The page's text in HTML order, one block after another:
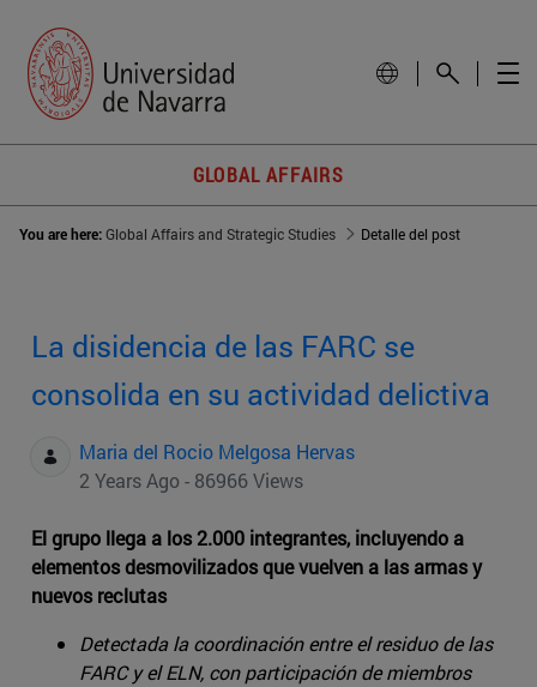
GLOBAL AFFAIRS
You are here:Global Affairs and Strategic Studies Detalle del post
La disidencia de las FARC se
consolida en su actividad delictiva
Maria del Rocio Melgosa Hervas
2 Years Ago - 86966 Views
El grupo llega a los 2.000 integrantes, incluyendo a
elementos desmovilizados que vuelven a las armas y
nuevos reclutas
Detectada la coordinación entre el residuo de las
FARC y el ELN, con participación de miembros